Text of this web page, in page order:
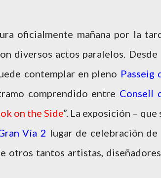
oficialmente mañana por la
diversos actos paralelos. Desde
contemplar en pleno Passeig
comprendido entre Consell
on the Side”. La exposición – que
Vía 2 lugar de celebración de
otros tantos artistas,